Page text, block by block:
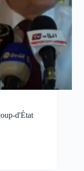
d'État